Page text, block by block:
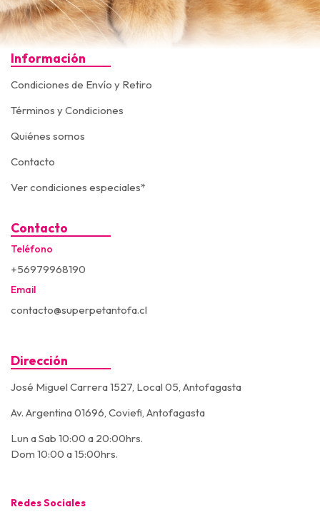
Información
Condiciones de Envío y Retiro
Términos y Condiciones
Quiénes somos
Contacto
Ver condiciones especiales*
Contacto
Teléfono
+56979968190
Email
contacto@superpetantofa.cl
Dirección
José Miguel Carrera 1527, Local 05, Antofagasta
Av. Argentina 01696, Coviefi, Antofagasta
Lun a Sab 10:00 a 20:00hrs.
Dom 10:00 a 15:00hrs.
Redes Sociales